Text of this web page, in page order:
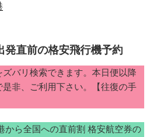
発直前の格安飛行機予約
バリ検索できます。本日便以降
非、ご利用下さい。【往復の手
から全国への直前割 格安航空券の